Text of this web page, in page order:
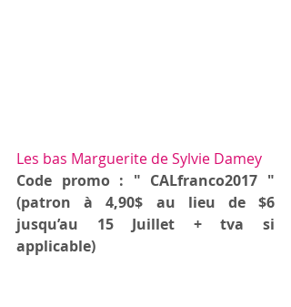
Les bas Marguerite de Sylvie Damey
Code promo : " CALfranco2017 "
(patron à 4,90$ au lieu de $6
jusqu’au 15 Juillet + tva si
applicable)